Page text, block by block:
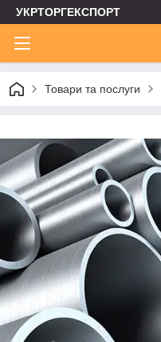
УКРТОРГЕКСПОРТ
Товари та послуги